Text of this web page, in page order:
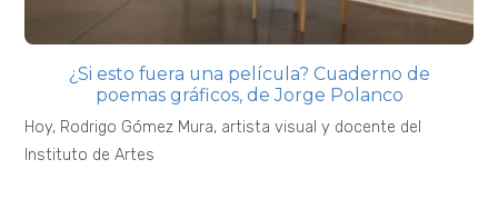
¿Si esto fuera una película? Cuaderno de
poemas gráficos, de Jorge Polanco
Hoy, Rodrigo Gómez Mura, artista visual y docente del
Instituto de Artes